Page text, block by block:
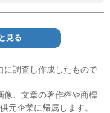
見る
に調査し作成したもので
像、文章の著作権や商標
元企業に帰属します。